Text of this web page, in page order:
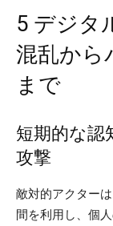
5 デジタ
混乱から
まで
短期的な認
攻撃
敵対的アクター
間を利用し、個